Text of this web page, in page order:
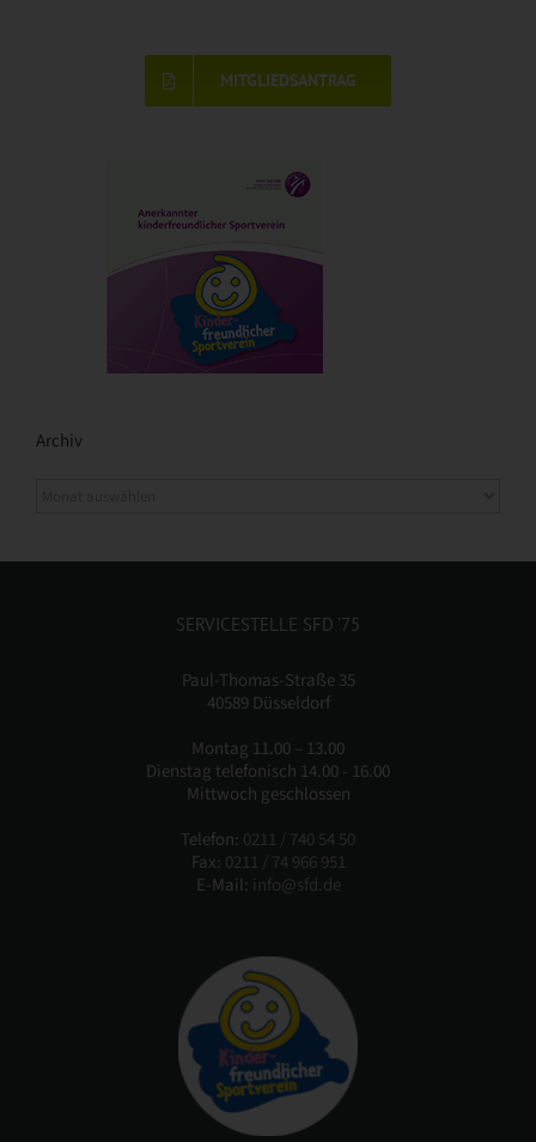
MITGLIEDSANTRAG
Archiv
SERVICESTELLE SFD ’75
Paul-Thomas-Straße 35
40589 Düsseldorf
Montag 11.00 – 13.00
Dienstag telefonisch 14.00 - 16.00
Mittwoch geschlossen
Telefon: 0211 / 740 54 50
Fax: 0211 / 74 966 951
E-Mail: info@sfd.de